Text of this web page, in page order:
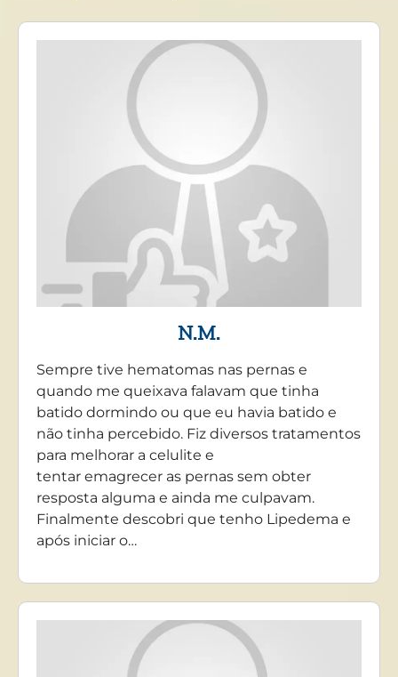
N.M.
Sempre tive hematomas nas pernas e
quando me queixava falavam que tinha
batido dormindo ou que eu havia batido e
não tinha percebido. Fiz diversos tratamentos
para melhorar a celulite e
tentar emagrecer as pernas sem obter
resposta alguma e ainda me culpavam.
Finalmente descobri que tenho Lipedema e
após iniciar o…